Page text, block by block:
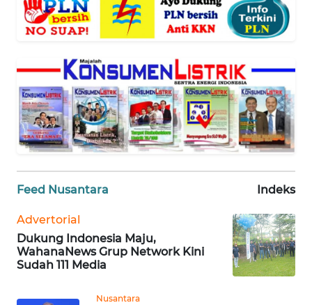
Feed Nusantara Indeks
Advertorial
Dukung Indonesia Maju,
WahanaNews Grup Network Kini
Sudah 111 Media
Nusantara
JABAR
WN
NTT
WN
PAPUA
WN
PAPUA